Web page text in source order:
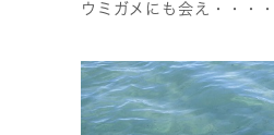
ウミガメにも会え・・・・